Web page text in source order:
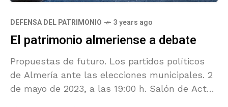
DEFENSA DEL PATRIMONIO 3 years ago
El patrimonio almeriense a debate
Propuestas de futuro. Los partidos políticos
de Almería ante las elecciones municipales. 2
de mayo de 2023, a las 19:00 h. Salón de Actos